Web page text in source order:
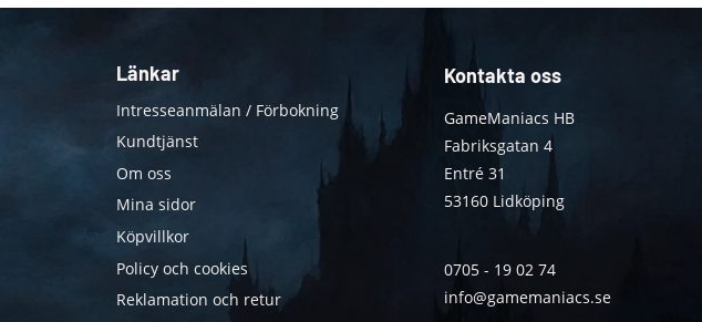
Länkar
Intresseanmälan / Förbokning
Kundtjänst
Om oss
Mina sidor
Köpvillkor
Policy och cookies
Reklamation och retur
Kontakta oss
GameManiacs HB
Fabriksgatan 4
Entré 31
53160 Lidköping
0705 - 19 02 74
info@gamemaniacs.se